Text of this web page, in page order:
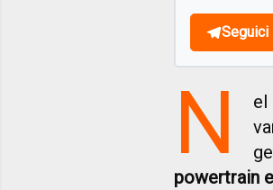
Seguici
N el
powertrain